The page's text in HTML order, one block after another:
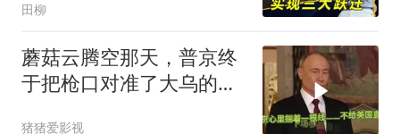
田柳
蘑菇云腾空那天，普京终
于把枪口对准了大乌的军
猪猪爱影视